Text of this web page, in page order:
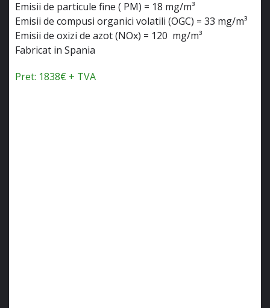
Emisii de particule fine ( PM) = 18 mg/m³
Emisii de compusi organici volatili (OGC) = 33 mg/m³
Emisii de oxizi de azot (NOx) = 120 mg/m³
Fabricat in Spania
Pret: 1838€ + TVA